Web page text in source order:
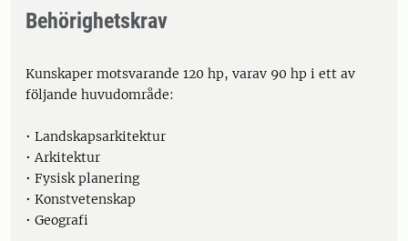
Behörighetskrav
Kunskaper motsvarande 120 hp, varav 90 hp i ett av
följande huvudområde:
• Landskapsarkitektur
• Arkitektur
• Fysisk planering
• Konstvetenskap
• Geografi